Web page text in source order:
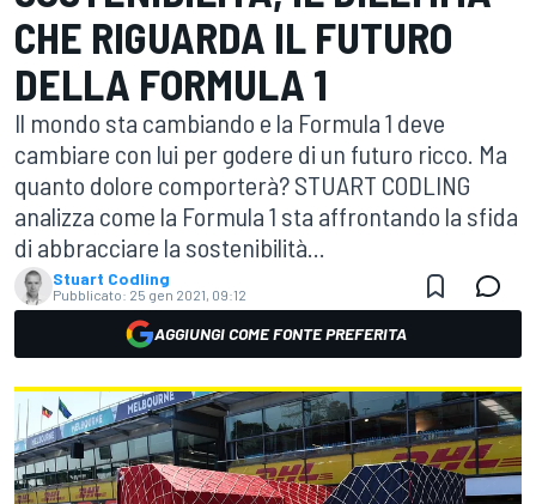
CHE RIGUARDA IL FUTURO
DELLA FORMULA 1
Il mondo sta cambiando e la Formula 1 deve
cambiare con lui per godere di un futuro ricco. Ma
quanto dolore comporterà? STUART CODLING
analizza come la Formula 1 sta affrontando la sfida
di abbracciare la sostenibilità...
Stuart Codling
Pubblicato: 25 gen 2021, 09:12
AGGIUNGI COME FONTE PREFERITA